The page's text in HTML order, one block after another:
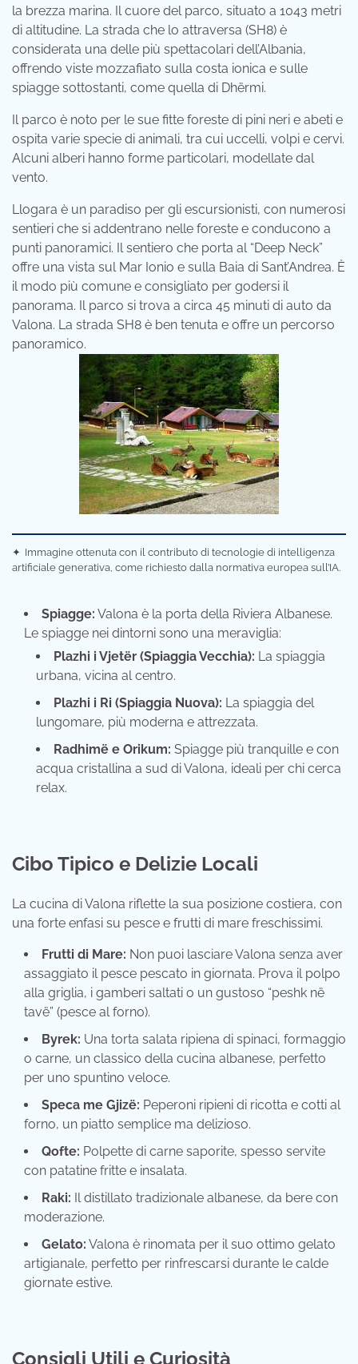
la brezza marina. Il cuore del parco, situato a 1043 metri
di altitudine. La strada che lo attraversa (SH8) è
considerata una delle più spettacolari dell’Albania,
offrendo viste mozzafiato sulla costa ionica e sulle
spiagge sottostanti, come quella di Dhërmi.
Il parco è noto per le sue fitte foreste di pini neri e abeti e
ospita varie specie di animali, tra cui uccelli, volpi e cervi.
Alcuni alberi hanno forme particolari, modellate dal
vento.
Llogara è un paradiso per gli escursionisti, con numerosi
sentieri che si addentrano nelle foreste e conducono a
punti panoramici. Il sentiero che porta al “Deep Neck”
offre una vista sul Mar Ionio e sulla Baia di Sant’Andrea. È
il modo più comune e consigliato per godersi il
panorama. Il parco si trova a circa 45 minuti di auto da
Valona. La strada SH8 è ben tenuta e offre un percorso
panoramico.
✦ Immagine ottenuta con il contributo di tecnologie di intelligenza
artificiale generativa, come richiesto dalla normativa europea sull’IA.
Spiagge: Valona è la porta della Riviera Albanese.
Le spiagge nei dintorni sono una meraviglia:
Plazhi i Vjetër (Spiaggia Vecchia): La spiaggia
urbana, vicina al centro.
Plazhi i Ri (Spiaggia Nuova): La spiaggia del
lungomare, più moderna e attrezzata.
Radhimë e Orikum: Spiagge più tranquille e con
acqua cristallina a sud di Valona, ideali per chi cerca
relax.
Cibo Tipico e Delizie Locali
La cucina di Valona riflette la sua posizione costiera, con
una forte enfasi su pesce e frutti di mare freschissimi.
Frutti di Mare: Non puoi lasciare Valona senza aver
assaggiato il pesce pescato in giornata. Prova il polpo
alla griglia, i gamberi saltati o un gustoso “peshk në
tavë” (pesce al forno).
Byrek: Una torta salata ripiena di spinaci, formaggio
o carne, un classico della cucina albanese, perfetto
per uno spuntino veloce.
Speca me Gjizë: Peperoni ripieni di ricotta e cotti al
forno, un piatto semplice ma delizioso.
Qofte: Polpette di carne saporite, spesso servite
con patatine fritte e insalata.
Raki: Il distillato tradizionale albanese, da bere con
moderazione.
Gelato: Valona è rinomata per il suo ottimo gelato
artigianale, perfetto per rinfrescarsi durante le calde
giornate estive.
Consigli Utili e Curiosità